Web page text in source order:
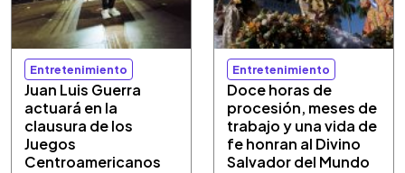
Entretenimiento
Juan Luis Guerra
actuará en la
clausura de los
Juegos
Centroamericanos
Entretenimiento
Doce horas de
procesión, meses de
trabajo y una vida de
fe honran al Divino
Salvador del Mundo